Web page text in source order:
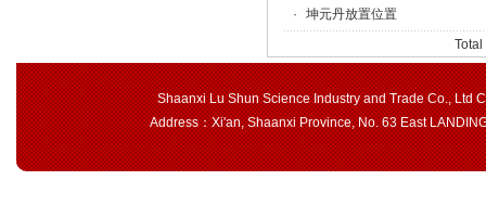
·
坤元丹放置位置
Shaanxi Lu Shun Science Industry and Trade Co., Ltd
Address：Xi'an, Shaanxi Province, No. 63 East